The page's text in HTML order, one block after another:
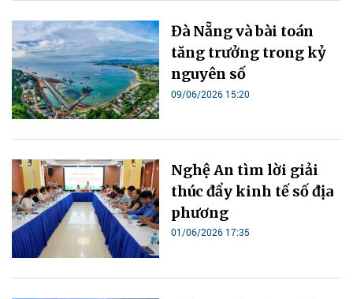
Đà Nẵng và bài toán
tăng trưởng trong kỷ
nguyên số
09/06/2026 15:20
Nghệ An tìm lời giải
thúc đẩy kinh tế số địa
phương
01/06/2026 17:35